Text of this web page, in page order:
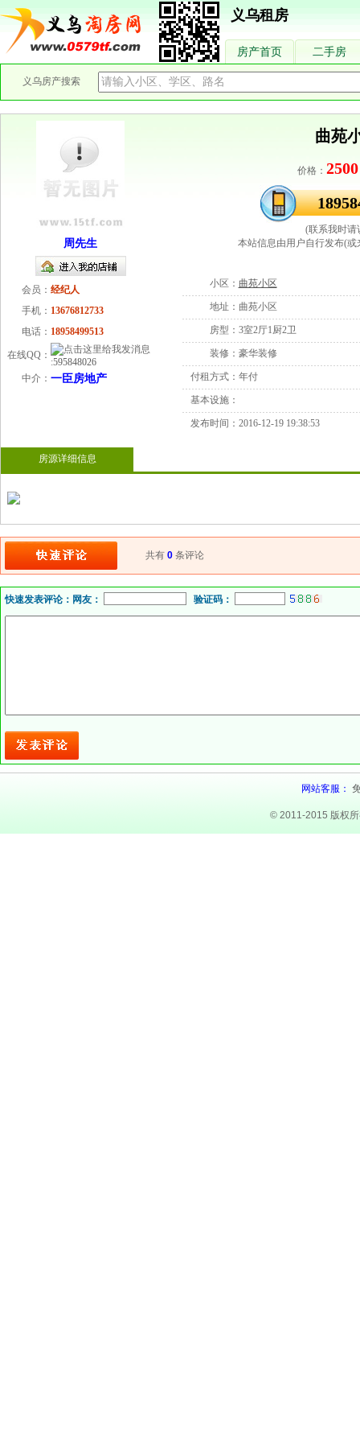
义乌租房
房产首页 二手房
义乌房产搜索
周先生
会员： 经纪人
手机： 13676812733
电话： 18958499513
在线QQ：
:595848026
中介： 一臣房地产
曲苑
价格： 2500
(联系我时请
本站信息由用户自行发布(
小区： 曲苑小区
地址： 曲苑小区
房型： 3室2厅1厨2卫
装修： 豪华装修
付租方式： 年付
基本设施：
发布时间： 2016-12-19 19:38:53
房源详细信息
共有 0 条评论
快速发表评论： 网友： 验证码：
网站客服：
© 2011-2015 版权